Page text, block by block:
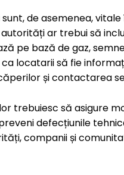
de asemenea,
ar trebui să
pe bază de gaz,
locatarii să fie
și contactarea
trebuiesc să asigure
defecțiunile
companii și